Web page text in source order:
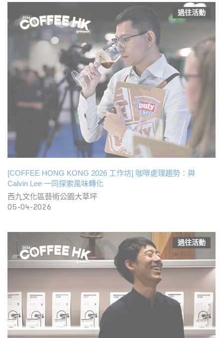
過往活動
[COFFEE HONG KONG 2026 工作坊] 咖啡處理趨勢：與
Calvin Lee 一同探索風味轉化
西九文化區藝術公園大草坪
05-04-2026
過往活動